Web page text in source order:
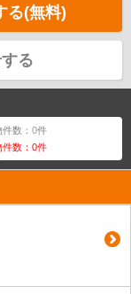
る(無料)
る
件数：0件
件数：0件